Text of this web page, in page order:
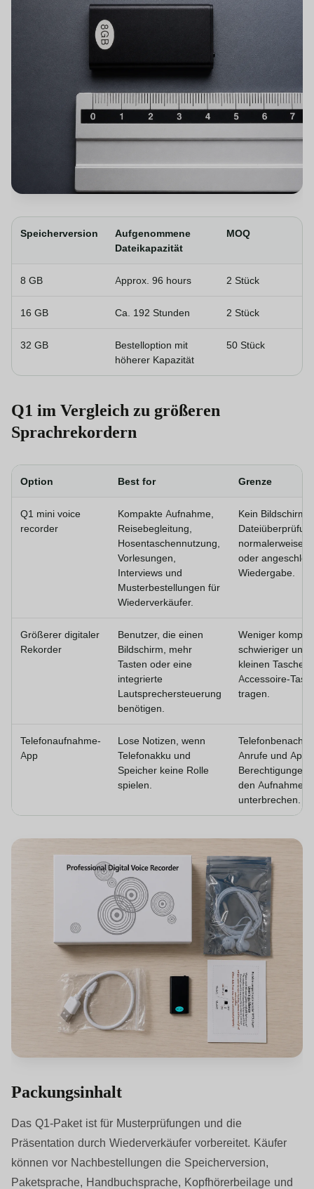
Speicherversion
Aufgenommene
Dateikapazität
MOQ
8 GB Approx. 96 hours 2 Stück
16 GB Ca. 192 Stunden 2 Stück
32 GB
Bestelloption mit
höherer Kapazität
50 Stück
Q1 im Vergleich zu größeren
Sprachrekordern
Option Best for Grenze
Q1 mini voice
recorder
Kompakte Aufnahme,
Reisebegleitung,
Hosentaschennutzung,
Vorlesungen,
Interviews und
Musterbestellungen für
Wiederverkäufer.
Kein Bildschirm.
normalerweise
oder
Wiedergabe.
Größerer digitaler
Rekorder
Benutzer, die einen
Bildschirm, mehr
Tasten oder eine
integrierte
Lautsprechersteuerung
benötigen.
Weniger
schwieriger
kleinen Taschen
Accessoire-
tragen.
Telefonaufnahme-
App
Lose Notizen, wenn
Telefonakku und
Speicher keine Rolle
spielen.
Anrufe und App-
Berechtigungen
den
unterbrechen.
Packungsinhalt
Das Q1-Paket ist für Musterprüfungen und die
Präsentation durch Wiederverkäufer vorbereitet. Käufer
können vor Nachbestellungen die Speicherversion,
Paketsprache, Handbuchsprache, Kopfhörerbeilage und